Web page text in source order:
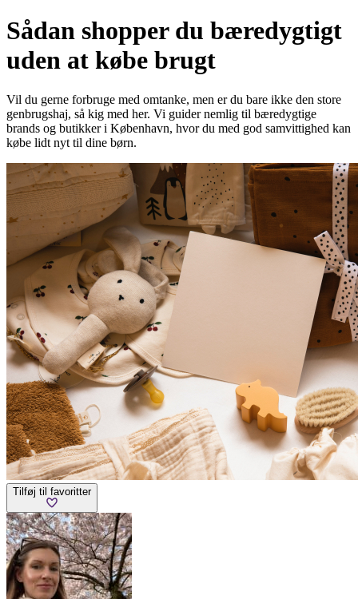
Sådan shopper du bæredygtigt
uden at købe brugt
Vil du gerne forbruge med omtanke, men er du bare ikke den store
genbrugshaj, så kig med her. Vi guider nemlig til bæredygtige
brands og butikker i København, hvor du med god samvittighed kan
købe lidt nyt til dine børn.
Tilføj til favoritter